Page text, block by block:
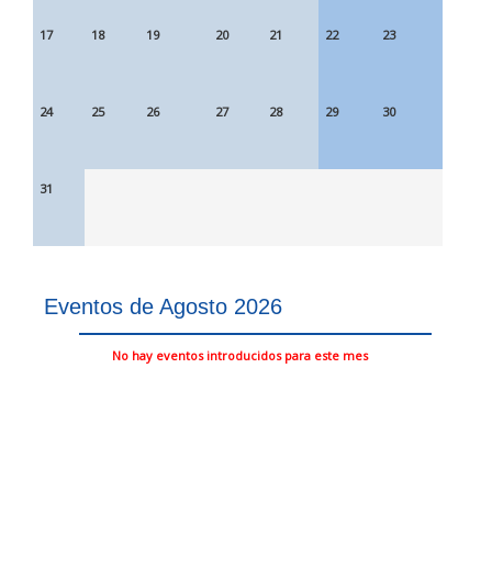
17 18 19 20 21 22 23
24 25 26 27 28 29 30
31
Eventos de Agosto 2026
No hay eventos introducidos para este mes